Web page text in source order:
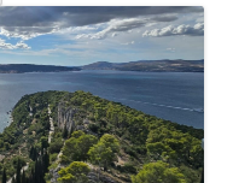
sadržaja